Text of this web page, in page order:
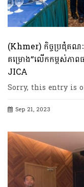
(Khmer) កិច្ចប្រជុំគណៈ
គម្រោង”លើកកម្ពស់ភា
JICA
Sorry, this entry is
Sep 21, 2023